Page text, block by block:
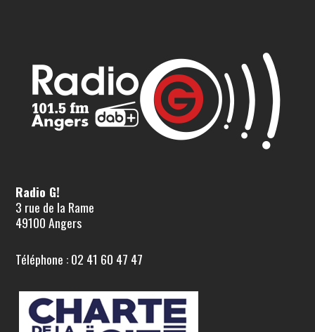
Radio G!
3 rue de la Rame
49100 Angers
Téléphone : 02 41 60 47 47